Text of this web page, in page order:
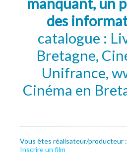
des
catalogue :
Bretagne,
Unifrance,
Cinéma en
Vous êtes réalisateur/producteur :
Inscrire un film